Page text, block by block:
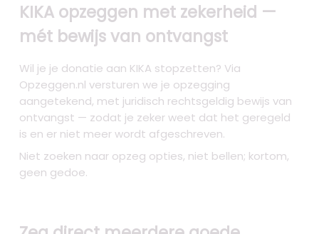
KIKA opzeggen met zekerheid —
mét bewijs van ontvangst
Wil je je donatie aan KIKA stopzetten? Via
Opzeggen.nl versturen we je opzegging
aangetekend, met juridisch rechtsgeldig bewijs van
ontvangst — zodat je zeker weet dat het geregeld
is en er niet meer wordt afgeschreven.
Niet zoeken naar opzeg opties, niet bellen; kortom,
geen gedoe.